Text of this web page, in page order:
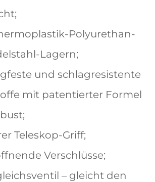
Polyurethan-
Lagern;
und schlagresistente
mit patentierter Formel
Teleskop-Griff;
Verschlüsse;
– gleicht den